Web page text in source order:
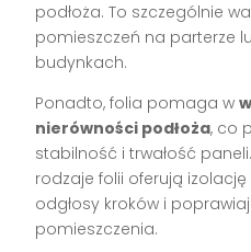
podłoża. To szczególnie
pomieszczeń na parterze
budynkach.
Ponadto, folia pomaga w
nierówności podłoża, co
stabilność i trwałość
rodzaje folii oferują
odgłosy kroków i
pomieszczenia.